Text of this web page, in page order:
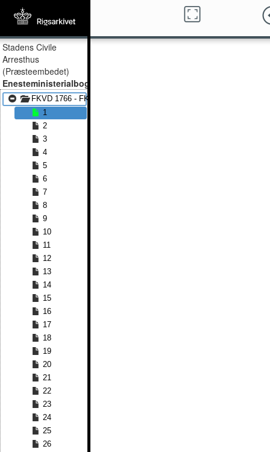
Stadens Civile
Arresthus
(Præsteembedet)
Enesteministerialbog
FKVD 1766 - FKVD 1896
1
2
3
4
5
6
7
8
9
10
11
12
13
14
15
16
17
18
19
20
21
22
23
24
25
26